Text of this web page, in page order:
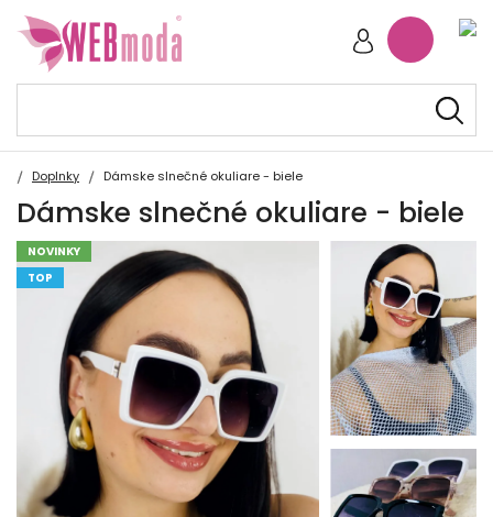
Doplnky Dámske slnečné okuliare - biele
Dámske slnečné okuliare - biele
NOVINKY
TOP